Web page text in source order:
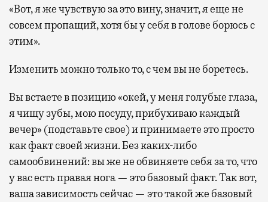
«Вот, я же чувствую за это вину, значит, я еще не
совсем пропащий, хотя бы у себя в голове борюсь с
этим».
Изменить можно только то, с чем вы не боретесь.
Вы встаете в позицию «окей, у меня голубые глаза,
я чищу зубы, мою посуду, прибухиваю каждый
вечер» (подставьте свое) и принимаете это просто
как факт своей жизни. Без каких-либо
самообвинений: вы же не обвиняете себя за то, что
у вас есть правая нога — это базовый факт. Так вот,
ваша зависимость сейчас — это такой же базовый